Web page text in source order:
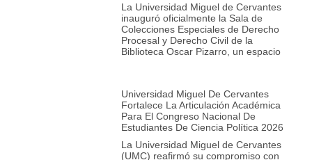
La Universidad Miguel de Cervantes
inauguró oficialmente la Sala de
Colecciones Especiales de Derecho
Procesal y Derecho Civil de la
Biblioteca Oscar Pizarro, un espacio
Universidad Miguel De Cervantes
Fortalece La Articulación Académica
Para El Congreso Nacional De
Estudiantes De Ciencia Política 2026
La Universidad Miguel de Cervantes
(UMC) reafirmó su compromiso con